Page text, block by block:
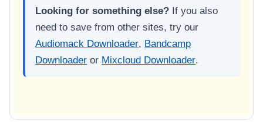
Looking for something else? If you also
need to save from other sites, try our
Audiomack Downloader, Bandcamp
Downloader or Mixcloud Downloader.